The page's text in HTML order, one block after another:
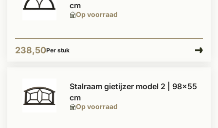
Op voorraad
cm
238,50Per stuk
Op voorraad
Stalraam gietijzer model 2 | 98x55
cm